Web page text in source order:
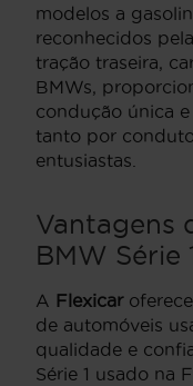
modelos a
reconhecidos
tração traseira,
BMWs,
condução única
tanto por
entusiastas.
Vantagens
BMW Série
A Flexicar
de automóveis
qualidade e
Série 1 usado na